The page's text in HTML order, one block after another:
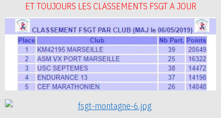
ET TOUJOURS LES CLASSEMENTS FSGT A JOUR